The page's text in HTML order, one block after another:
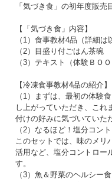
「気づき食」の初年度販売
【「気づき食」内容】
（1）食事教材4品（詳細は
（2）目盛り付ごはん茶碗
（3）テキスト（体験ＢＯＯ
【冷凍食事教材4品の紹介】
（1）まずは、最初の体験
し上がっていただき、これ
付けの好みに気づいていた
（2）なるほど！塩分コン
このセットでは、味のメリ
活用など、塩分コントロー
す。
（3）魚＆野菜のヘルシー